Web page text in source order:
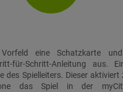
eine Schatzkarte
für-Schritt-Anleitung aus.
des Spielleiters. Dieser
das Spiel in der